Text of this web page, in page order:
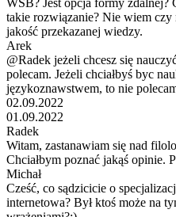
takie rozwiązanie? Nie wiem czy
jakość przekazanej wiedzy.
Arek
@Radek jeżeli chcesz się
polecam. Jeżeli chciałbyś byc
językoznawstwem, to nie
02.09.2022
01.09.2022
Radek
Witam, zastanawiam się nad
Chciałbym poznać jakąś opinie.
Michał
Cześć, co sądzicicie o
internetowa? Był ktoś może na